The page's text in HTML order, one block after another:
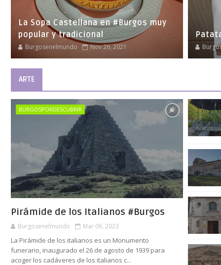
La Sopa Castellana en #Burgos muy
popular y tradicional
Burgosenelmundo Nov 26, 2021
ARTE
BURGOSPORDESCUBRIR
Pirámide de los Italianos #Burgos
Burgosenelmundo Mar 06, 2023
La Pirámide de los italianos es un Monumento
funerario, inaugurado el 26 de agosto de 1939 para
acoger los cadáveres de los italianos c...